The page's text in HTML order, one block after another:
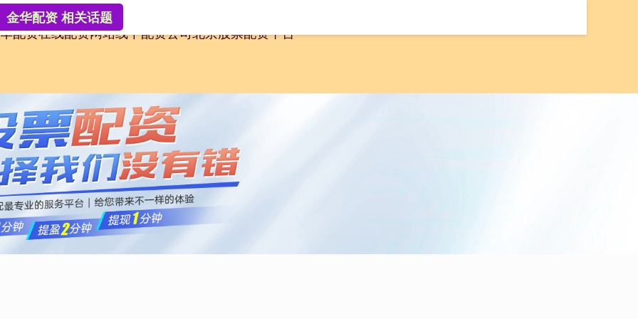
配资在线配资网站线下配资公司北京股票配资平台
金华配资 相关话题